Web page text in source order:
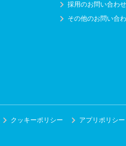
採用のお問い合わせ
その他のお問い合
クッキーポリシー アプリポリシー